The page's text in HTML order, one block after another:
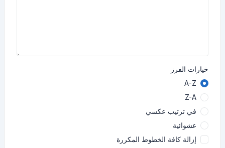
خيارات الفرز
A-Z
Z-A
في ترتيب عكسي
عشوائية
إزالة كافة الخطوط المكررة